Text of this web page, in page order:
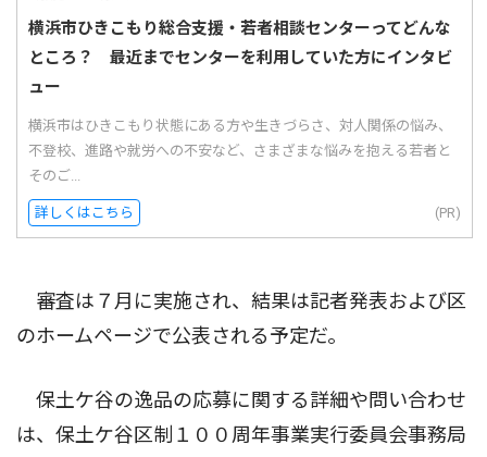
横浜市ひきこもり総合支援・若者相談センターってどんな
ところ？ 最近までセンターを利用していた方にインタビ
ュー
横浜市はひきこもり状態にある方や生きづらさ、対人関係の悩み、
不登校、進路や就労への不安など、さまざまな悩みを抱える若者と
そのご...
詳しくはこちら (PR)
審査は７月に実施され、結果は記者発表および区
のホームページで公表される予定だ。
保土ケ谷の逸品の応募に関する詳細や問い合わせ
は、保土ケ谷区制１００周年事業実行委員会事務局